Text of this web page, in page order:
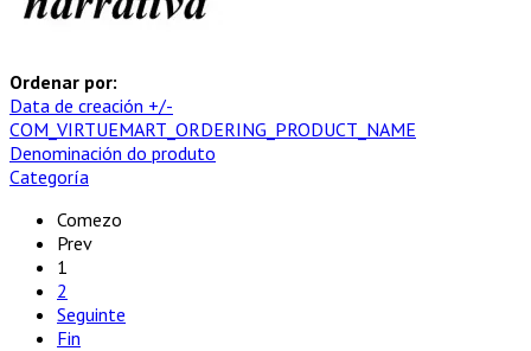
Ordenar por:
Data de creación +/-
COM_VIRTUEMART_ORDERING_PRODUCT_NAME
Denominación do produto
Categoría
Comezo
Prev
1
2
Seguinte
Fin